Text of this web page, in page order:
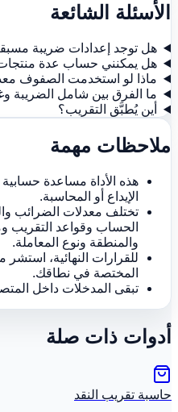
الأسئلة الشائعة
هل توجد إعدادات ضريبة
هل يمكنني حساب عدة
ماذا لو استخدمت الصفوف
ما الفرق بين شامل الضريبة
أين يُطبَّق التقريب؟
ملاحظات مهمة
هذه الأداة مساعدة
الإيداع أو المحاسبة.
تختلف معدلات الضرائب
الحساب وقواعد التقريب
والمنطقة ونوع المعاملة.
للقرارات النهائية، استشر
المختصة في نطاقك.
تبقى المدخلات داخل
أدوات ذات صلة
حاسبة تقريب النقد